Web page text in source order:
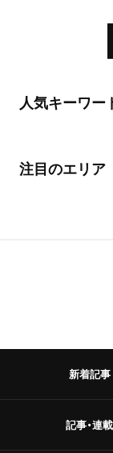
人気キーワー
注目のエリア
新着記事
記事・連載